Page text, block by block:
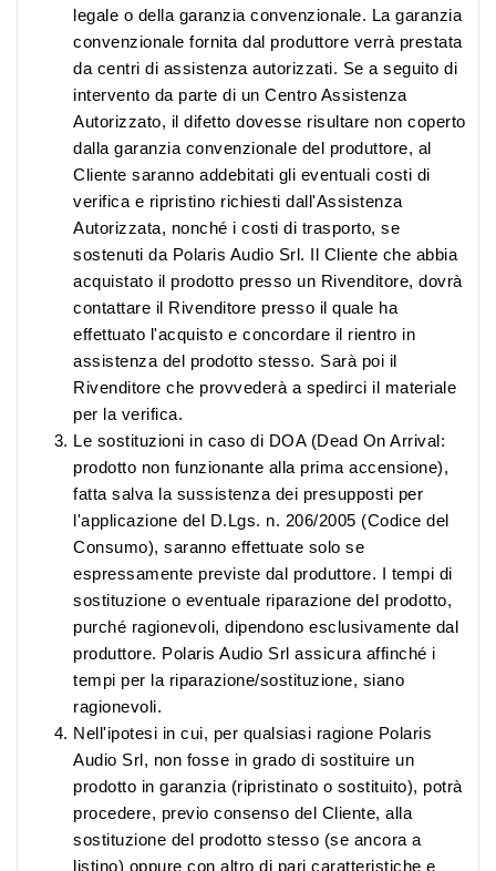
legale o della garanzia convenzionale. La garanzia
convenzionale fornita dal produttore verrà prestata
da centri di assistenza autorizzati. Se a seguito di
intervento da parte di un Centro Assistenza
Autorizzato, il difetto dovesse risultare non coperto
dalla garanzia convenzionale del produttore, al
Cliente saranno addebitati gli eventuali costi di
verifica e ripristino richiesti dall'Assistenza
Autorizzata, nonché i costi di trasporto, se
sostenuti da Polaris Audio Srl. Il Cliente che abbia
acquistato il prodotto presso un Rivenditore, dovrà
contattare il Rivenditore presso il quale ha
effettuato l'acquisto e concordare il rientro in
assistenza del prodotto stesso. Sarà poi il
Rivenditore che provvederà a spedirci il materiale
per la verifica.
Le sostituzioni in caso di DOA (Dead On Arrival:
prodotto non funzionante alla prima accensione),
fatta salva la sussistenza dei presupposti per
l'applicazione del D.Lgs. n. 206/2005 (Codice del
Consumo), saranno effettuate solo se
espressamente previste dal produttore. I tempi di
sostituzione o eventuale riparazione del prodotto,
purché ragionevoli, dipendono esclusivamente dal
produttore. Polaris Audio Srl assicura affinché i
tempi per la riparazione/sostituzione, siano
ragionevoli.
Nell'ipotesi in cui, per qualsiasi ragione Polaris
Audio Srl, non fosse in grado di sostituire un
prodotto in garanzia (ripristinato o sostituito), potrà
procedere, previo consenso del Cliente, alla
sostituzione del prodotto stesso (se ancora a
listino) oppure con altro di pari caratteristiche e